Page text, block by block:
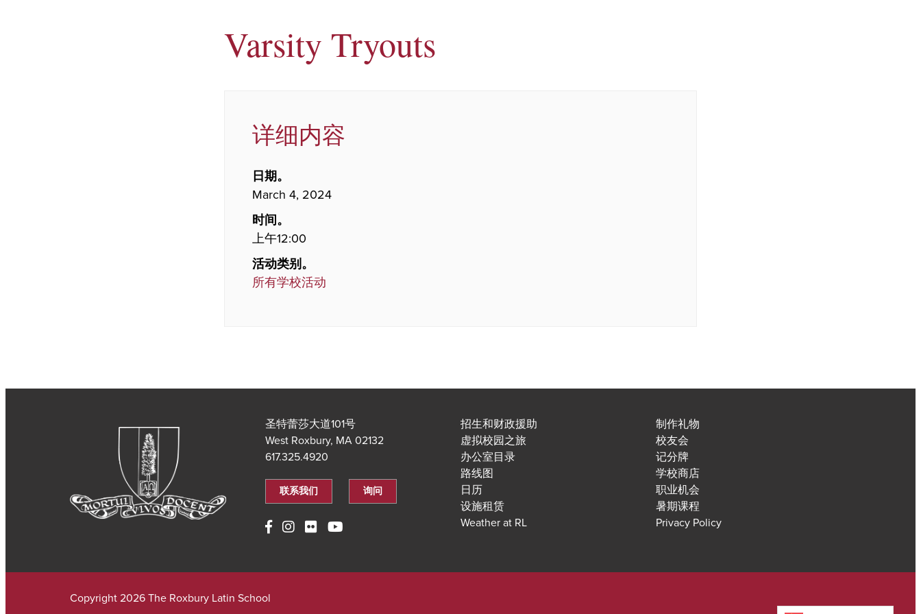
Varsity Tryouts
详细内容
日期。
March 4, 2024
时间。
上午12:00
活动类别。
所有学校活动
圣特蕾莎大道101号
West Roxbury, MA 02132
617.325.4920
联系我们 询问
招生和财政援助
虚拟校园之旅
办公室目录
路线图
日历
设施租赁
Weather at RL
制作礼物
校友会
记分牌
学校商店
职业机会
暑期课程
Privacy Policy
Copyright 2026 The Roxbury Latin School